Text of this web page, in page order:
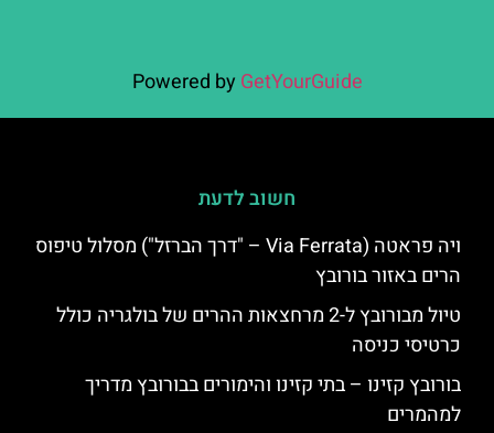
Powered by GetYourGuide
חשוב לדעת
ויה פראטה (Via Ferrata – "דרך הברזל") מסלול טיפוס
הרים באזור בורובץ
טיול מבורובץ ל-2 מרחצאות ההרים של בולגריה כולל
כרטיסי כניסה
בורובץ קזינו – בתי קזינו והימורים בבורובץ מדריך
למהמרים